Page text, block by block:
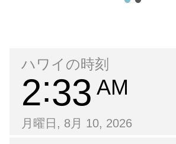
ハワイの時刻
2 33 AM
月曜日, 8月 10, 2026